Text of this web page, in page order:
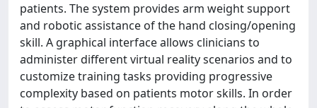
patients. The system provides arm weight support
and robotic assistance of the hand closing/opening
skill. A graphical interface allows clinicians to
administer different virtual reality scenarios and to
customize training tasks providing progressive
complexity based on patients motor skills. In order